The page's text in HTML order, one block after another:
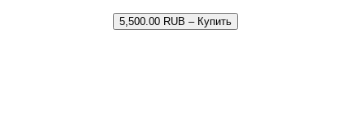
5,500.00 RUB – Купить